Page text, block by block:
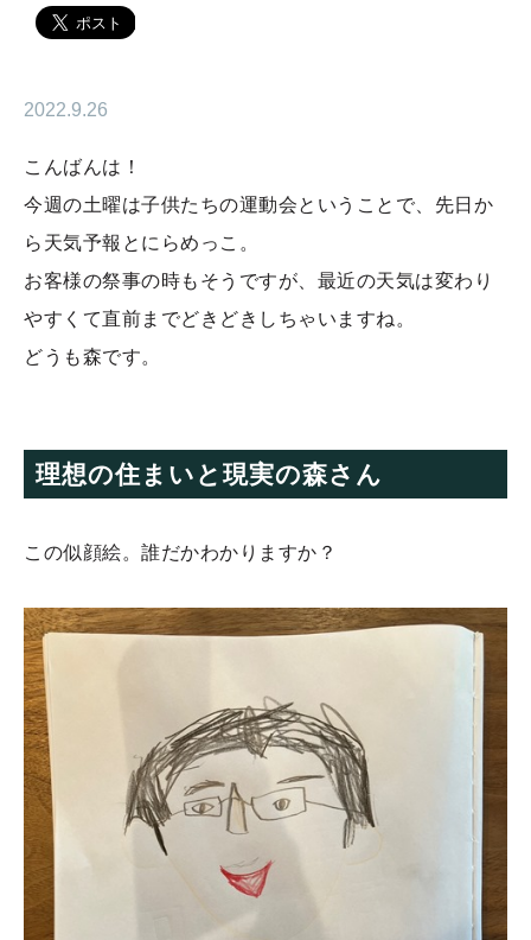
2022.9.26
こんばんは！
今週の土曜は子供たちの運動会ということで、先日か
ら天気予報とにらめっこ。
お客様の祭事の時もそうですが、最近の天気は変わり
やすくて直前までどきどきしちゃいますね。
どうも森です。
理想の住まいと現実の森さん
この似顔絵。誰だかわかりますか？